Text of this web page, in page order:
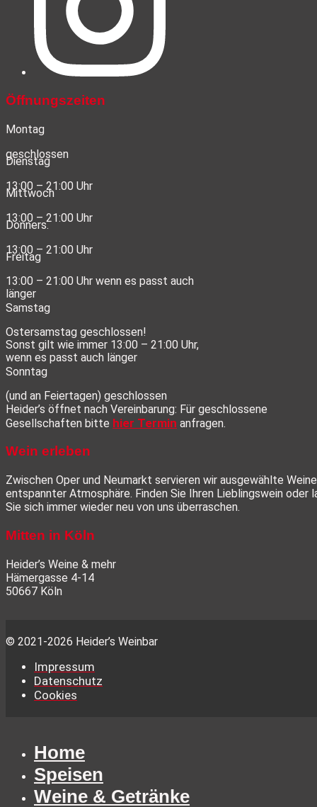
Öffnungszeiten
Montag
geschlossen
Dienstag
13:00 – 21:00 Uhr
Mittwoch
13:00 – 21:00 Uhr
Donners.
13:00 – 21:00 Uhr
Freitag
13:00 – 21:00 Uhr wenn es passt auch
länger
Samstag
Ostersamstag geschlossen!
Sonst gilt wie immer 13:00 – 21:00 Uhr,
wenn es passt auch länger
Sonntag
(und an Feiertagen) geschlossen
Heider’s öffnet nach Vereinbarung: Für geschlossene
Gesellschaften bitte hier Termin anfragen.
Wein erleben
Zwischen Oper und Neumarkt servieren wir ausgewählte
entspannter Atmosphäre. Finden Sie Ihren Lieblingswein oder
Sie sich immer wieder neu von uns überraschen.
Mitten in Köln
Heider’s Weine & mehr
Hämergasse 4-14
50667 Köln
© 2021-2026 Heider’s Weinbar
Impressum
Datenschutz
Cookies
Home
Speisen
Weine & Getränke